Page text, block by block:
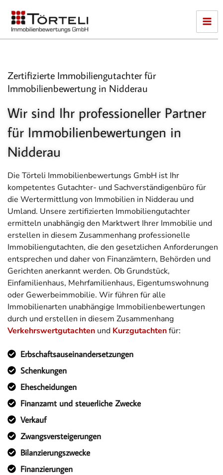
Zum
Inhalt
springen
Zertifizierte Immobiliengutachter für
Immobilienbewertung in Nidderau
Wir sind Ihr professioneller Partner
für Immobilienbewertungen in
Nidderau
Die Törteli Immobilienbewertungs GmbH ist Ihr
kompetentes Gutachter- und Sachverständigenbüro für
die Wertermittlung von Immobilien in Nidderau und
Umland. Unsere zertifizierten Immobiliengutachter
ermitteln unabhängig den Marktwert Ihrer Immobilie und
erstellen in diesem Zusammenhang professionelle
Immobiliengutachten, die den gesetzlichen Anforderungen
entsprechen und daher von Finanzämtern, Behörden und
Gerichten anerkannt werden. Ob Grundstück,
Einfamilienhaus, Mehrfamilienhaus, Eigentumswohnung
oder Gewerbeimmobilie. Wir führen für alle
Immobilienarten unabhängige Immobilienbewertungen
durch und erstellen in diesem Zusammenhang
Verkehrswertgutachten und Kurzgutachtenfür:
Erbschaftsauseinandersetzungen
Schenkungen
Ehescheidungen
Finanzamt und steuerliche Zwecke
Verkauf
Zwangsversteigerungen
Bilanzierungszwecke
Finanzierungen